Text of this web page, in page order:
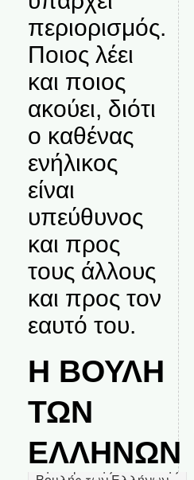
περιορισμός.
Ποιος λέει
και ποιος
ακούει, διότι
ο καθένας
ενήλικος
είναι
υπεύθυνος
και προς
τους άλλους
και προς τον
εαυτό του.
Η ΒΟΥΛΗ
ΤΩΝ
ΕΛΛΗΝΩΝ